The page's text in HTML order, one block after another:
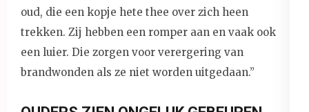
oud, die een kopje hete thee over zich heen
trekken. Zij hebben een romper aan en vaak ook
een luier. Die zorgen voor verergering van
brandwonden als ze niet worden uitgedaan.’’